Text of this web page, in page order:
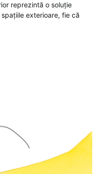
reprezintă o soluție
exterioare, fie că